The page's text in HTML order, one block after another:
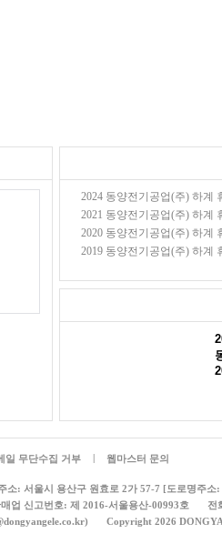
2024 동양전기공업(주) 하계
2021 동양전기공업(주) 하계
2020 동양전기공업(주) 하계
2019 동양전기공업(주) 하계
일 무단수집 거부 웹마스터 문의
소: 서울시 용산구 원효로 2가 57-7 [도로명주
업 신고번호: 제 2016-서울용산-00993호
전
Copyright 2026